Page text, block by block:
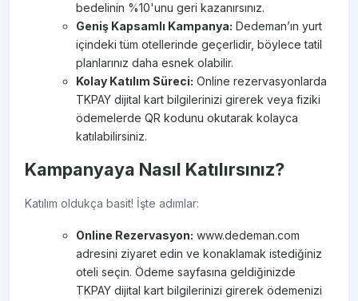
bedelinin %10'unu geri kazanırsınız.
Geniş Kapsamlı Kampanya: Dedeman’ın yurt
içindeki tüm otellerinde geçerlidir, böylece tatil
planlarınız daha esnek olabilir.
Kolay Katılım Süreci: Online rezervasyonlarda
TKPAY dijital kart bilgilerinizi girerek veya fiziki
ödemelerde QR kodunu okutarak kolayca
katılabilirsiniz.
Kampanyaya Nasıl Katılırsınız?
Katılım oldukça basit! İşte adımlar:
Online Rezervasyon: www.dedeman.com
adresini ziyaret edin ve konaklamak istediğiniz
oteli seçin. Ödeme sayfasına geldiğinizde
TKPAY dijital kart bilgilerinizi girerek ödemenizi